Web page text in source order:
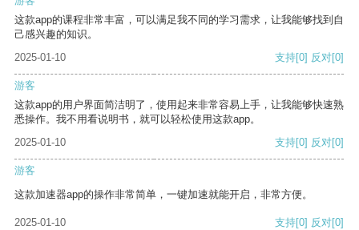
这款app的课程非常丰富，可以满足我不同的学习需求，让我能够找到自
己感兴趣的知识。
2025-01-10
支持[0] 反对[0]
游客
这款app的用户界面简洁明了，使用起来非常容易上手，让我能够快速熟
悉操作。我不用看说明书，就可以轻松使用这款app。
2025-01-10
支持[0] 反对[0]
游客
这款加速器app的操作非常简单，一键加速就能开启，非常方便。
2025-01-10 支持[0] 反对[0]